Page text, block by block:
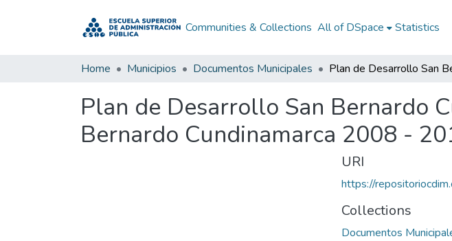
Communities & Collections All of DSpace Statistics
Home Municipios Documentos Municipales
Plan de Desarrollo San Bernardo
Bernardo Cundinamarca 2008 -
URI
https://
Collections
Documentos